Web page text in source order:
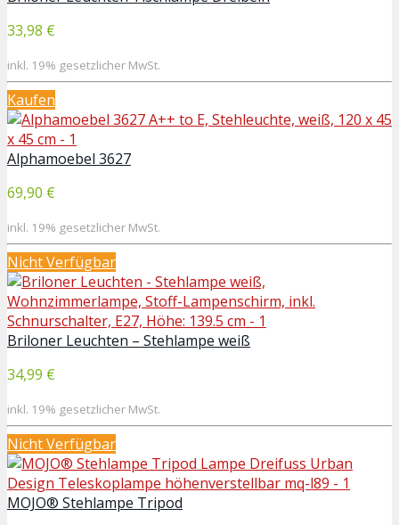
33,98 €
inkl. 19% gesetzlicher MwSt.
Kaufen
Alphamoebel 3627
69,90 €
inkl. 19% gesetzlicher MwSt.
Nicht Verfügbar
Briloner Leuchten – Stehlampe weiß
34,99 €
inkl. 19% gesetzlicher MwSt.
Nicht Verfügbar
MOJO® Stehlampe Tripod